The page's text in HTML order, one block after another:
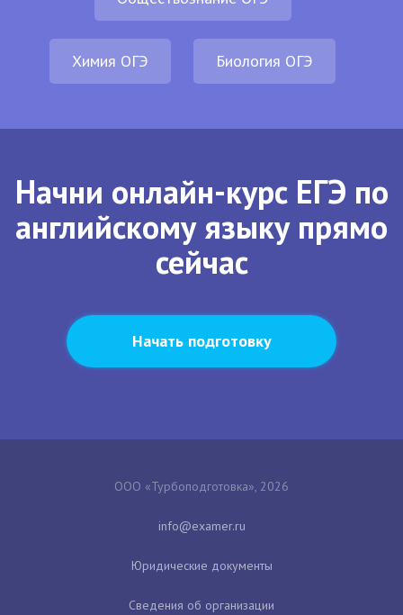
Химия ОГЭ Биология ОГЭ
Начни онлайн-курс ЕГЭ по
английскому языку прямо
сейчас
Начать подготовку
ООО «Турбоподготовка», 2026
Юридические документы
Сведения об организации